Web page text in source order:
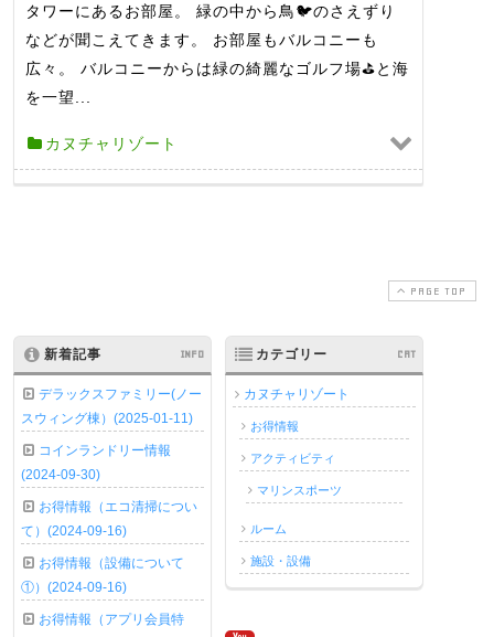
タワーにあるお部屋。 緑の中から鳥🐦のさえずり
などが聞こえてきます。 お部屋もバルコニーも
広々。 バルコニーからは緑の綺麗なゴルフ場⛳と海
を一望...
カヌチャリゾート
PAGE TOP
新着記事 INFO
デラックスファミリー(ノー
スウィング棟）(2025-01-11)
コインランドリー情報
(2024-09-30)
お得情報（エコ清掃につい
て）(2024-09-16)
お得情報（設備について
①）(2024-09-16)
お得情報（アプリ会員特
カテゴリー CAT
カヌチャリゾート
お得情報
アクティビティ
マリンスポーツ
ルーム
施設・設備